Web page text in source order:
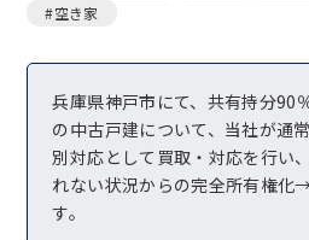
#空き家
兵庫県神戸市にて、共有持分90
の中古戸建について、当社が通
別対応として買取・対応を行い
れない状況からの完全所有権化
す。